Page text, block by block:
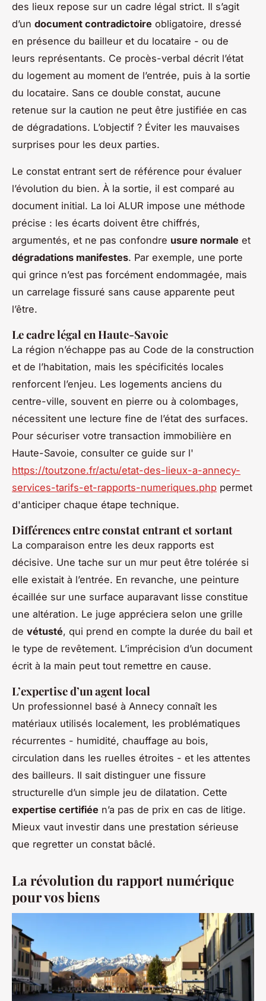
des lieux repose sur un cadre légal strict. Il s’agit
d’un document contradictoire obligatoire, dressé
en présence du bailleur et du locataire - ou de
leurs représentants. Ce procès-verbal décrit l’état
du logement au moment de l’entrée, puis à la sortie
du locataire. Sans ce double constat, aucune
retenue sur la caution ne peut être justifiée en cas
de dégradations. L’objectif ? Éviter les mauvaises
surprises pour les deux parties.
Le constat entrant sert de référence pour évaluer
l’évolution du bien. À la sortie, il est comparé au
document initial. La loi ALUR impose une méthode
précise : les écarts doivent être chiffrés,
argumentés, et ne pas confondre usure normale et
dégradations manifestes. Par exemple, une porte
qui grince n’est pas forcément endommagée, mais
un carrelage fissuré sans cause apparente peut
l’être.
Le cadre légal en Haute-Savoie
La région n’échappe pas au Code de la construction
et de l’habitation, mais les spécificités locales
renforcent l’enjeu. Les logements anciens du
centre-ville, souvent en pierre ou à colombages,
nécessitent une lecture fine de l’état des surfaces.
Pour sécuriser votre transaction immobilière en
Haute-Savoie, consulter ce guide sur l'
https://toutzone.fr/actu/etat-des-lieux-a-annecy-
services-tarifs-et-rapports-numeriques.php permet
d'anticiper chaque étape technique.
Différences entre constat entrant et sortant
La comparaison entre les deux rapports est
décisive. Une tache sur un mur peut être tolérée si
elle existait à l’entrée. En revanche, une peinture
écaillée sur une surface auparavant lisse constitue
une altération. Le juge appréciera selon une grille
de vétusté, qui prend en compte la durée du bail et
le type de revêtement. L’imprécision d’un document
écrit à la main peut tout remettre en cause.
L’expertise d’un agent local
Un professionnel basé à Annecy connaît les
matériaux utilisés localement, les problématiques
récurrentes - humidité, chauffage au bois,
circulation dans les ruelles étroites - et les attentes
des bailleurs. Il sait distinguer une fissure
structurelle d’un simple jeu de dilatation. Cette
expertise certifiée n’a pas de prix en cas de litige.
Mieux vaut investir dans une prestation sérieuse
que regretter un constat bâclé.
La révolution du rapport numérique
pour vos biens